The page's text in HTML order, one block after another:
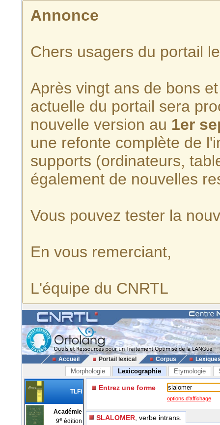
Annonce
Chers usagers du portail
Après vingt ans de bons
actuelle du portail sera
nouvelle version au 1er
une refonte complète de
supports (ordinateurs,
également de nouvelles
Vous pouvez tester la
En vous remerciant,
L'équipe du CNRTL
Accueil Portail lexical Corpus
Morphologie Lexicographie Etymologie
TLFi
Académie
9e édition
Entrez une forme
options d'affichage
SLALOMER , verbe intrans.